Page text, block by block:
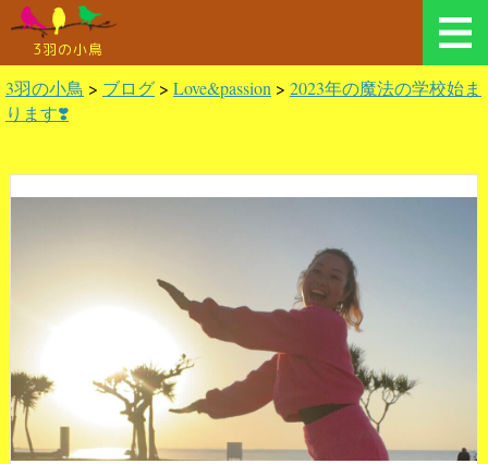
3羽の小鳥
3羽の小鳥 > ブログ > Love&passion > 2023年の魔法の学校始ま
ります❣️